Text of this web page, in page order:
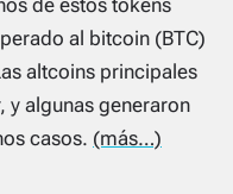
de estos tokens
al bitcoin (BTC)
altcoins principales
y algunas generaron
casos. (más…)